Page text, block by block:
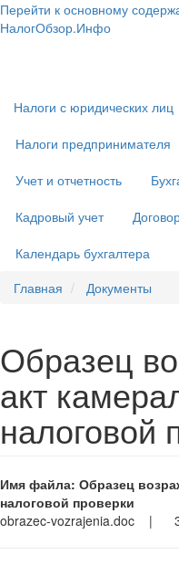
Перейти к основному
НалогОбзор.Инфо
Налоги с юридических лиц
Налоги предпринимателя
Учет и отчетность
Кадровый учет
Календарь бухгалтера
Главная
Документы
Образец
акт
налоговой
Имя файла: Образец
налоговой проверки
obrazec-vozrajenia.doc |